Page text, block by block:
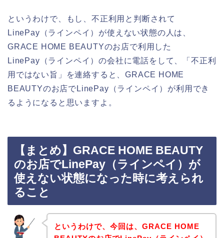
というわけで、もし、不正利用と判断されて
LinePay（ラインペイ）が使えない状態の人は、
GRACE HOME BEAUTYのお店で利用した
LinePay（ラインペイ）の会社に電話をして、「不正利
用ではない旨」を連絡すると、GRACE HOME
BEAUTYのお店でLinePay（ラインペイ）が利用でき
るようになると思いますよ。
【まとめ】GRACE HOME BEAUTY
のお店でLinePay（ラインペイ）が
使えない状態になった時に考えられ
ること
というわけで、今回は、GRACE HOME